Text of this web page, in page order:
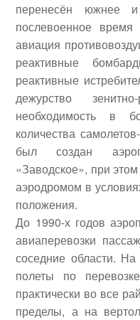
перенесён южнее
послевоенное время
авиация
реактивные
реактивные
дежурство
необходимость в
количества
был создан
«Заводское», при
аэродромом в
положения.
До 1990-х годов
авиаперевозки
соседние области.
полеты по
практически во все
пределы, а на